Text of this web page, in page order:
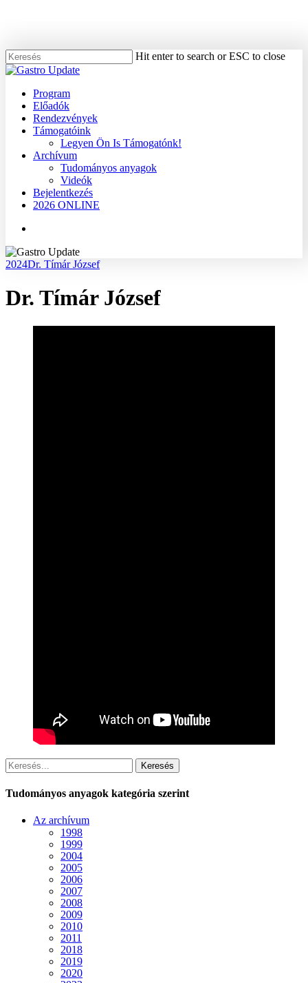
content
Hit enter to search or ESC to close
Close
Menu
Program
Előadók
Rendezvények
Támogatóink
Legyen Ön Is Támogatónk!
Archívum
Tudományos anyagok
Videók
Bejelentkezés
2026 ONLINE
2024Dr. Tímár József
Dr. Tímár József
Keresés
Tudományos anyagok kategória szerint
Az archívum
1998
1999
2004
2005
2006
2007
2008
2009
2010
2011
2018
2019
2020